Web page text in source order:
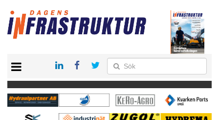
KONTAKT
VÅRA ANDRA MAGASIN
PRENUMERERA